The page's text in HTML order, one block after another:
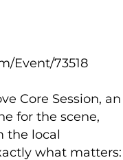
Event/73518
Core Session, an
for the scene,
the local
what matters: